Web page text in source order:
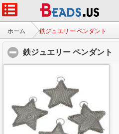
ホーム 鉄ジュエリー ペンダント
鉄ジュエリー ペンダント
ホーム|について|
© 2026 銀河の宝石株式会社